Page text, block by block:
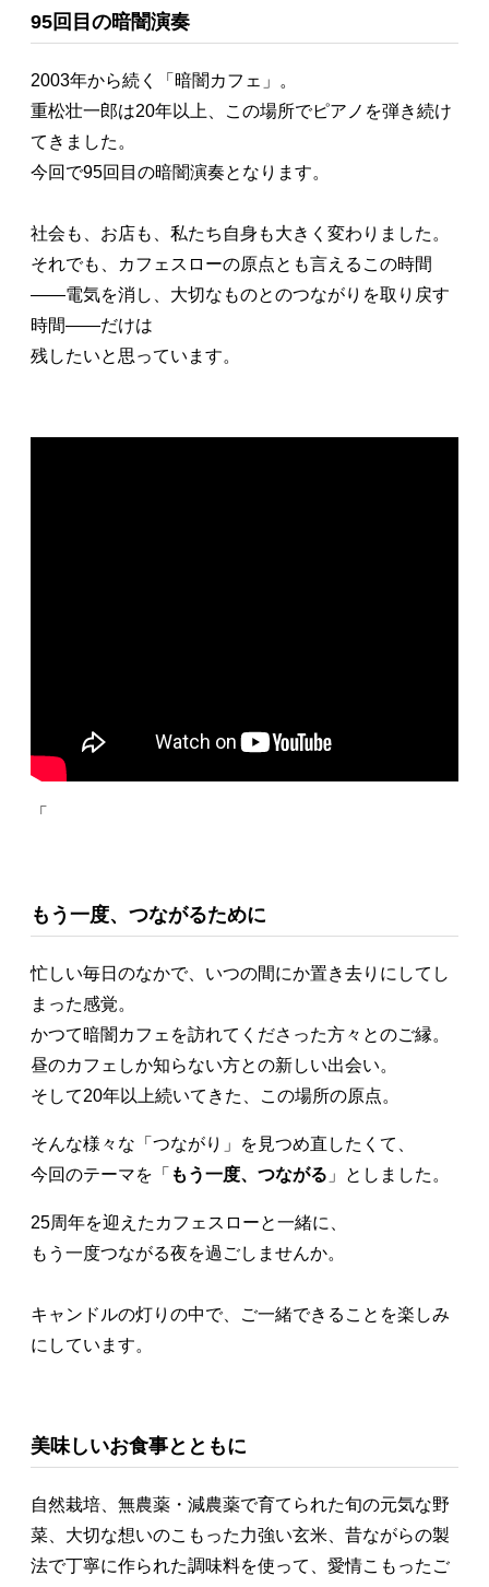
95回目の暗闇演奏
2003年から続く「暗闇カフェ」。
重松壮一郎は20年以上、この場所でピアノを弾き続け
てきました。
今回で95回目の暗闇演奏となります。
社会も、お店も、私たち自身も大きく変わりました。
それでも、カフェスローの原点とも言えるこの時間
――電気を消し、大切なものとのつながりを取り戻す
時間――だけは
残したいと思っています。
「
もう一度、つながるために
忙しい毎日のなかで、いつの間にか置き去りにしてし
まった感覚。
かつて暗闇カフェを訪れてくださった方々とのご縁。
昼のカフェしか知らない方との新しい出会い。
そして20年以上続いてきた、この場所の原点。
そんな様々な「つながり」を見つめ直したくて、
今回のテーマを「 もう一度、つながる 」としました。
25周年を迎えたカフェスローと一緒に、
もう一度つながる夜を過ごしませんか。
キャンドルの灯りの中で、ご一緒できることを楽しみ
にしています。
美味しいお食事とともに
自然栽培、無農薬・減農薬で育てられた旬の元気な野
菜、大切な想いのこもった力強い玄米、昔ながらの製
法で丁寧に作られた調味料を使って、愛情こもったご